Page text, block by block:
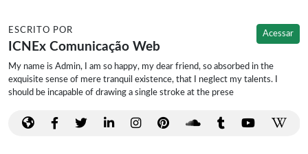
Acessar
ESCRITO POR
ICNEx Comunicação Web
My name is Admin, I am so happy, my dear friend, so absorbed in the
exquisite sense of mere tranquil existence, that I neglect my talents. I
should be incapable of drawing a single stroke at the prese